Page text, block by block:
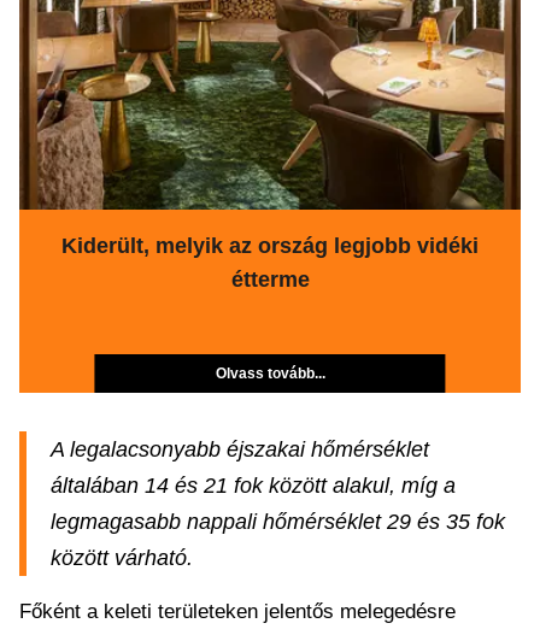
Kiderült, melyik az ország legjobb vidéki
étterme
Olvass tovább...
A legalacsonyabb éjszakai hőmérséklet
általában 14 és 21 fok között alakul, míg a
legmagasabb nappali hőmérséklet 29 és 35 fok
között várható.
Főként a keleti területeken jelentős melegedésre